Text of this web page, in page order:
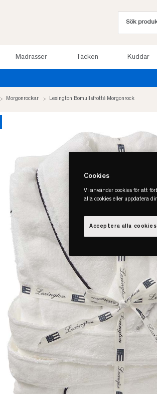
Madrasser Täcken Kuddar
Morgonrockar Lexington Bomullsfrotté Morgonrock
Cookies
Vi använder cookies för att
alla cookies eller uppdatera
Acceptera alla cookies